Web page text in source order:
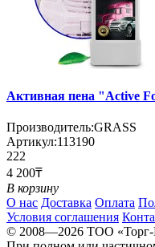
Активная пена "Active
Производитель:GRASS
Артикул:113190
222
4 200₸
В корзину
О нас Доставка Оплата
Условия соглашения
© 2008—2026 TOO